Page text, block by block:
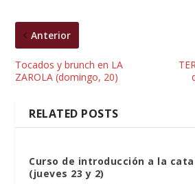
Anterior
Tocados y brunch en LA
ZAROLA (domingo, 20)
RELATED POSTS
Curso de introducción a la cata
(jueves 23 y 2)